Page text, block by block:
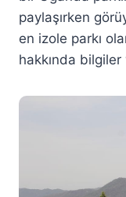
paylaşırken
en izole parkı
hakkında